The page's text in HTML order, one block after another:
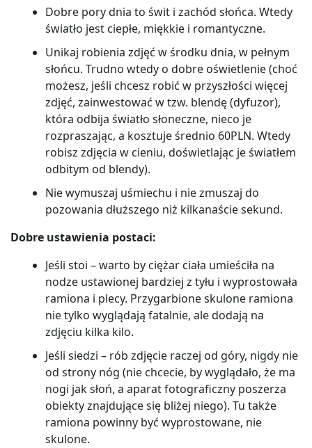
Dobre pory dnia to świt i zachód słońca. Wtedy
światło jest ciepłe, miękkie i romantyczne.
Unikaj robienia zdjęć w środku dnia, w pełnym
słońcu. Trudno wtedy o dobre oświetlenie (choć
możesz, jeśli chcesz robić w przyszłości więcej
zdjęć, zainwestować w tzw. blendę (dyfuzor),
która odbija światło słoneczne, nieco je
rozpraszając, a kosztuje średnio 60PLN. Wtedy
robisz zdjęcia w cieniu, doświetlając je światłem
odbitym od blendy).
Nie wymuszaj uśmiechu i nie zmuszaj do
pozowania dłuższego niż kilkanaście sekund.
Dobre ustawienia postaci:
Jeśli stoi – warto by ciężar ciała umieściła na
nodze ustawionej bardziej z tyłu i wyprostowała
ramiona i plecy. Przygarbione skulone ramiona
nie tylko wyglądają fatalnie, ale dodają na
zdjęciu kilka kilo.
Jeśli siedzi – rób zdjęcie raczej od góry, nigdy nie
od strony nóg (nie chcecie, by wyglądało, że ma
nogi jak słoń, a aparat fotograficzny poszerza
obiekty znajdujące się bliżej niego). Tu także
ramiona powinny być wyprostowane, nie
skulone.